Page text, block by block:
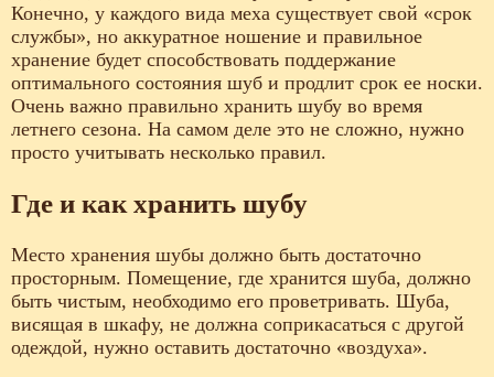
Конечно, у каждого вида меха существует свой «срок
службы», но аккуратное ношение и правильное
хранение будет способствовать поддержание
оптимального состояния шуб и продлит срок ее носки.
Очень важно правильно хранить шубу во время
летнего сезона. На самом деле это не сложно, нужно
просто учитывать несколько правил.
Где и как хранить шубу
Место хранения шубы должно быть достаточно
просторным. Помещение, где хранится шуба, должно
быть чистым, необходимо его проветривать. Шуба,
висящая в шкафу, не должна соприкасаться с другой
одеждой, нужно оставить достаточно «воздуха».